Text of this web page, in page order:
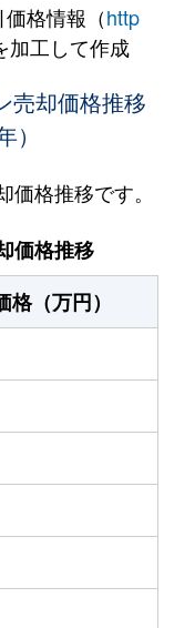
南郷18丁目
徒歩
大谷地
大谷地
徒歩
大谷地
南郷18丁目
格情報（http
加工して作成
売却価格推移
）
格推移です。
価格推移
格（万円）